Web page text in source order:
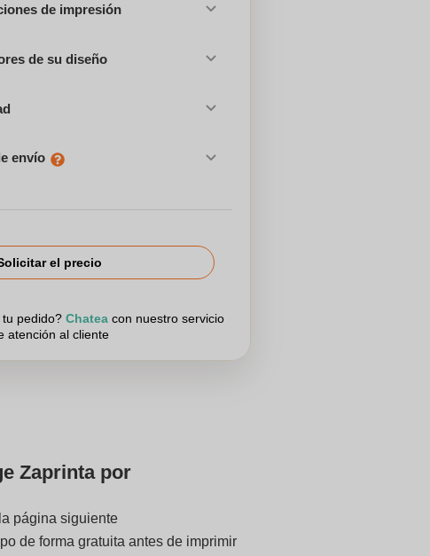
de impresión
de su diseño
envío
el precio
pedido? Chatea con nuestro servicio
atención al cliente
Zaprinta por
página siguiente
de forma gratuita antes de imprimir